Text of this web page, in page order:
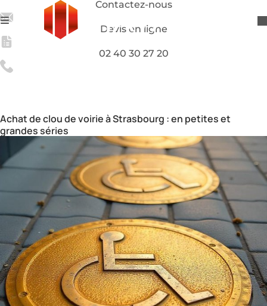
Contactez-nous
Devis en ligne
02 40 30 27 20
Achat de clou de voirie à Strasbourg : en petites et
grandes séries